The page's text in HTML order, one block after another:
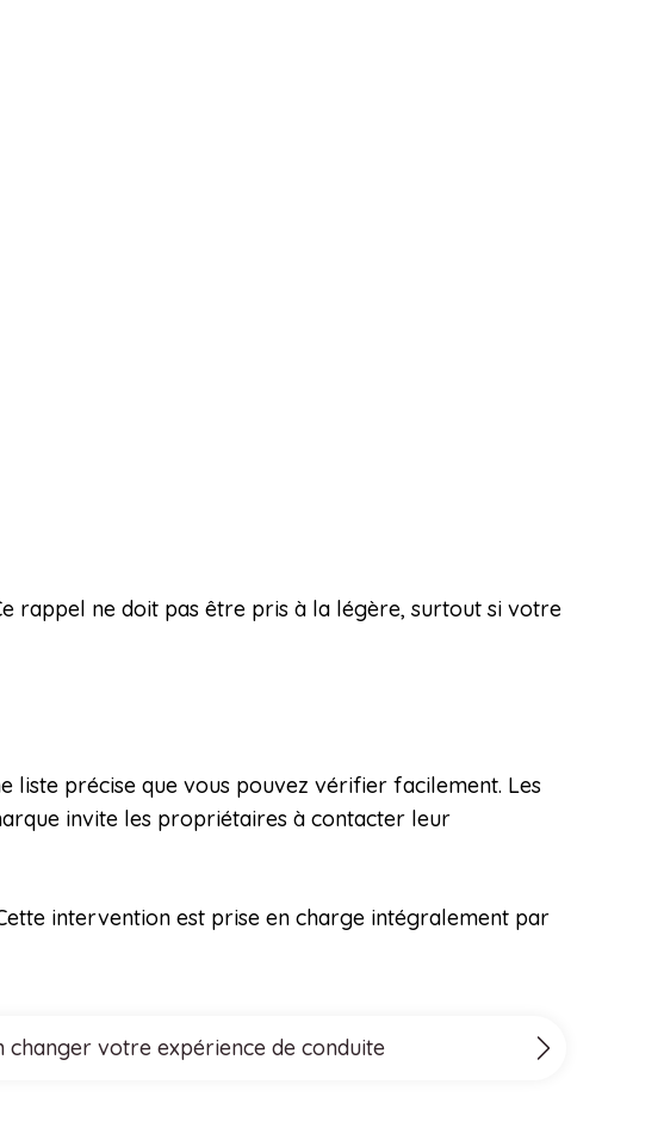
rappel ne doit pas être pris à la légère, surtout si votre
liste précise que vous pouvez vérifier facilement. Les
invite les propriétaires à contacter leur
intervention est prise en charge intégralement par
changer votre expérience de conduite